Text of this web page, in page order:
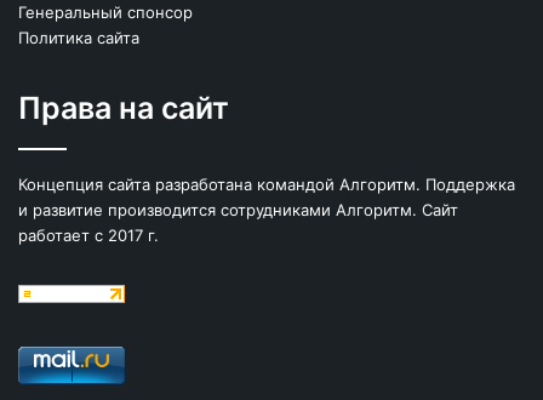
Генеральный спонсор
Политика сайта
Права на сайт
Концепция сайта разработана командой Алгоритм. Поддержка
и развитие производится сотрудниками Алгоритм. Сайт
работает с 2017 г.